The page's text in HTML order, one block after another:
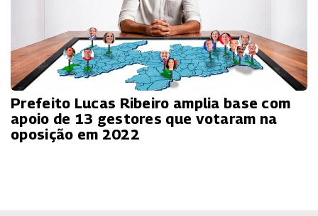
Prefeito Lucas Ribeiro amplia base com
apoio de 13 gestores que votaram na
oposição em 2022